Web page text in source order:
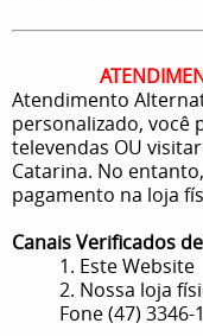
Atendimento
personalizado, você
televendas OU
Catarina. No
pagamento na loja
Canais Verificados
1. Este Website
2. Nossa loja
Fone (47) 3346-